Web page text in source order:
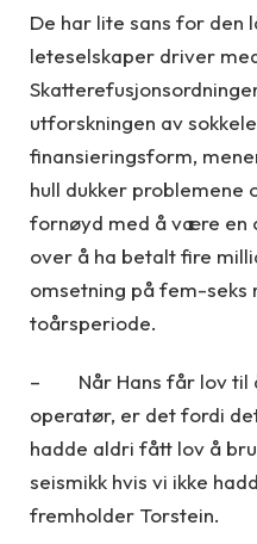
De har lite sans for den
leteselskaper driver
utforskningen av
finansieringsform,
hull dukker
fornøyd med å være en
over å ha betalt fire
omsetning på fem-seks
toårsperiode.
– Når Hans får lov til
operatør, er det fordi
hadde aldri fått lov å
seismikk hvis vi ikke
fremholder Torstein.